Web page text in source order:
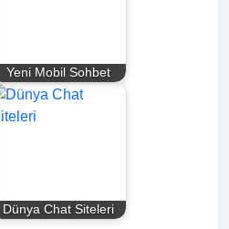
Yeni Mobil Sohbet
Dünya Chat Siteleri